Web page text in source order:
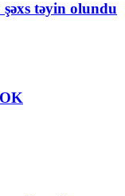
şəxs təyin olundu